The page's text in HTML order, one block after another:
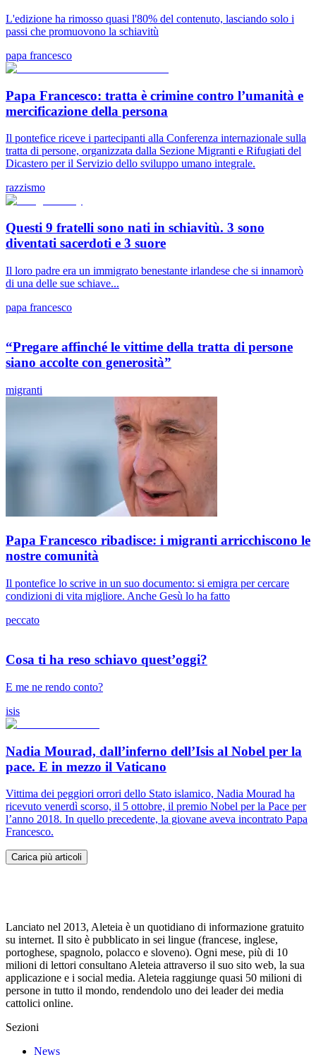
L'edizione ha rimosso quasi l'80% del contenuto, lasciando solo i
passi che promuovono la schiavitù
papa francesco
Papa Francesco: tratta è crimine contro l’umanità e
mercificazione della persona
Il pontefice riceve i partecipanti alla Conferenza internazionale sulla
tratta di persone, organizzata dalla Sezione Migranti e Rifugiati del
Dicastero per il Servizio dello sviluppo umano integrale.
razzismo
Questi 9 fratelli sono nati in schiavitù. 3 sono
diventati sacerdoti e 3 suore
Il loro padre era un immigrato benestante irlandese che si innamorò
di una delle sue schiave...
papa francesco
“Pregare affinché le vittime della tratta di persone
siano accolte con generosità”
migranti
Papa Francesco ribadisce: i migranti arricchiscono le
nostre comunità
Il pontefice lo scrive in un suo documento: si emigra per cercare
condizioni di vita migliore. Anche Gesù lo ha fatto
peccato
Cosa ti ha reso schiavo quest’oggi?
E me ne rendo conto?
isis
Nadia Mourad, dall’inferno dell’Isis al Nobel per la
pace. E in mezzo il Vaticano
Vittima dei peggiori orrori dello Stato islamico, Nadia Mourad ha
ricevuto venerdì scorso, il 5 ottobre, il premio Nobel per la Pace per
l’anno 2018. In quello precedente, la giovane aveva incontrato Papa
Francesco.
Carica più articoli
Lanciato nel 2013, Aleteia è un quotidiano di informazione gratuito
su internet. Il sito è pubblicato in sei lingue (francese, inglese,
portoghese, spagnolo, polacco e sloveno). Ogni mese, più di 10
milioni di lettori consultano Aleteia attraverso il suo sito web, la sua
applicazione e i social media. Aleteia raggiunge quasi 50 milioni di
persone in tutto il mondo, rendendolo uno dei leader dei media
cattolici online.
Sezioni
News